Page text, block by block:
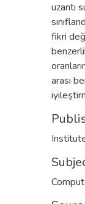
uzantı
fikri
arası